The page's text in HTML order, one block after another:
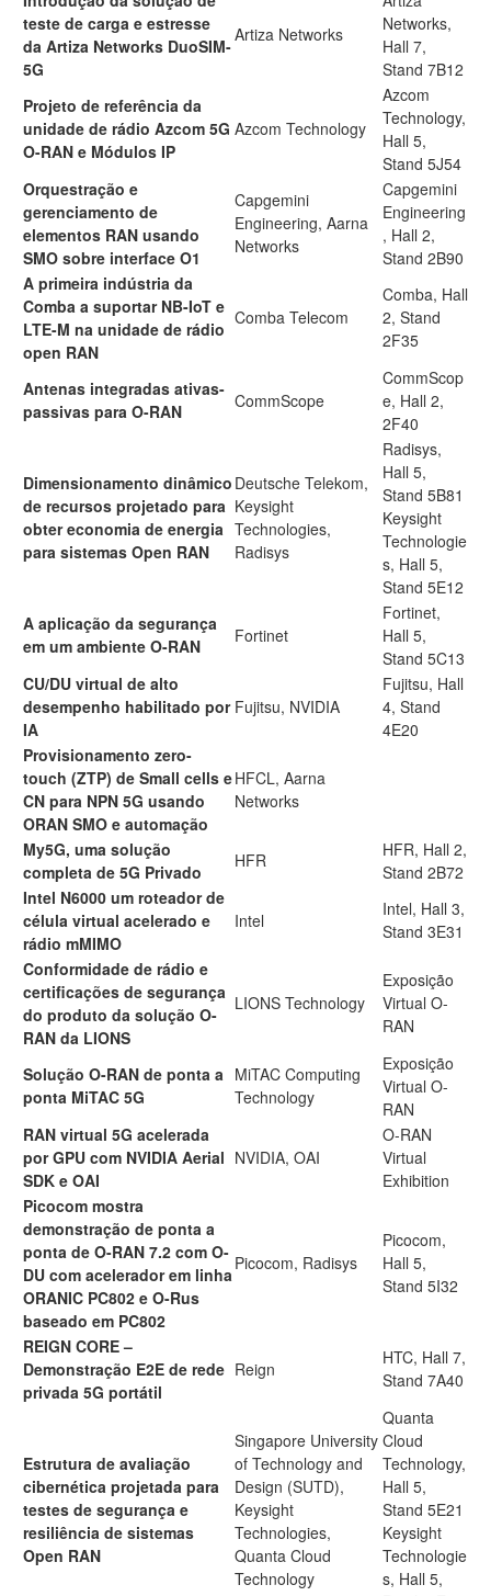
teste de carga e estresse
da Artiza Networks DuoSIM-
5G
Artiza Networks
Networks,
Hall 7,
Stand 7B12
Projeto de referência da
unidade de rádio Azcom 5G
O-RAN e Módulos IP
Azcom Technology
Azcom
Technology,
Hall 5,
Stand 5J54
Orquestração e
gerenciamento de
elementos RAN usando
SMO sobre interface O1
Capgemini
Engineering, Aarna
Networks
Capgemini
Engineering
, Hall 2,
Stand 2B90
A primeira indústria da
Comba a suportar NB-IoT e
LTE-M na unidade de rádio
open RAN
Comba Telecom
Comba, Hall
2, Stand
2F35
Antenas integradas ativas-
passivas para O-RAN
CommScope
CommScop
e, Hall 2,
2F40
Dimensionamento dinâmico
de recursos projetado para
obter economia de energia
para sistemas Open RAN
Deutsche Telekom,
Keysight
Technologies,
Radisys
Radisys,
Hall 5,
Stand 5B81
Keysight
Technologie
s, Hall 5,
Stand 5E12
A aplicação da segurança
em um ambiente O-RAN
Fortinet
Fortinet,
Hall 5,
Stand 5C13
CU/DU virtual de alto
desempenho habilitado por
IA
Fujitsu, NVIDIA
Fujitsu, Hall
4, Stand
4E20
Provisionamento zero-
touch (ZTP) de Small cells e
CN para NPN 5G usando
ORAN SMO e automação
HFCL, Aarna
Networks
My5G, uma solução
completa de 5G Privado
HFR
HFR, Hall 2,
Stand 2B72
Intel N6000 um roteador de
célula virtual acelerado e
rádio mMIMO
Intel
Intel, Hall 3​,
Stand 3E31
Conformidade de rádio e
certificações de segurança
do produto da solução O-
RAN da LIONS
LIONS Technology
Exposição
Virtual O-
RAN
Solução O-RAN de ponta a
ponta MiTAC 5G
MiTAC Computing
Technology
Exposição
Virtual O-
RAN
RAN virtual 5G acelerada
por GPU com NVIDIA Aerial
SDK e OAI
NVIDIA, OAI
O-RAN
Virtual
Exhibition
Picocom mostra
demonstração de ponta a
ponta de O-RAN 7.2 com O-
DU com acelerador em linha
ORANIC PC802 e O-Rus
baseado em PC802
Picocom, Radisys
Picocom,
Hall 5,
Stand 5I32
REIGN CORE –
Demonstração E2E de rede
privada 5G portátil
Reign
HTC, Hall 7,
Stand 7A40
Estrutura de avaliação
cibernética projetada para
testes de segurança e
resiliência de sistemas
Open RAN
Singapore University
of Technology and
Design (SUTD),
Keysight
Technologies,
Quanta Cloud
Technology
Quanta
Cloud
Technology,
Hall 5,
Stand 5E21
Keysight
Technologie
s, Hall 5,